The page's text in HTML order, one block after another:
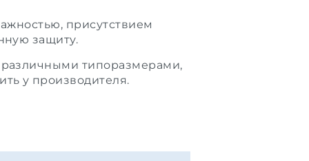
присутствием
защиту.
различными типоразмерами,
у производителя.